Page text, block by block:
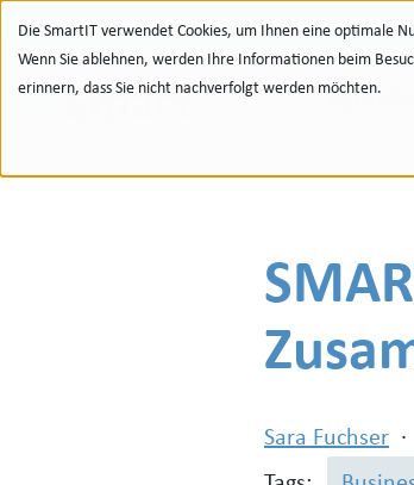
Die SmartIT verwendet Cookies, um Ihnen eine optimale
Wenn Sie ablehnen, werden Ihre Informationen beim
erinnern, dass Sie nicht nachverfolgt werden möchten.
Portfolio
Sara Fuchser ·